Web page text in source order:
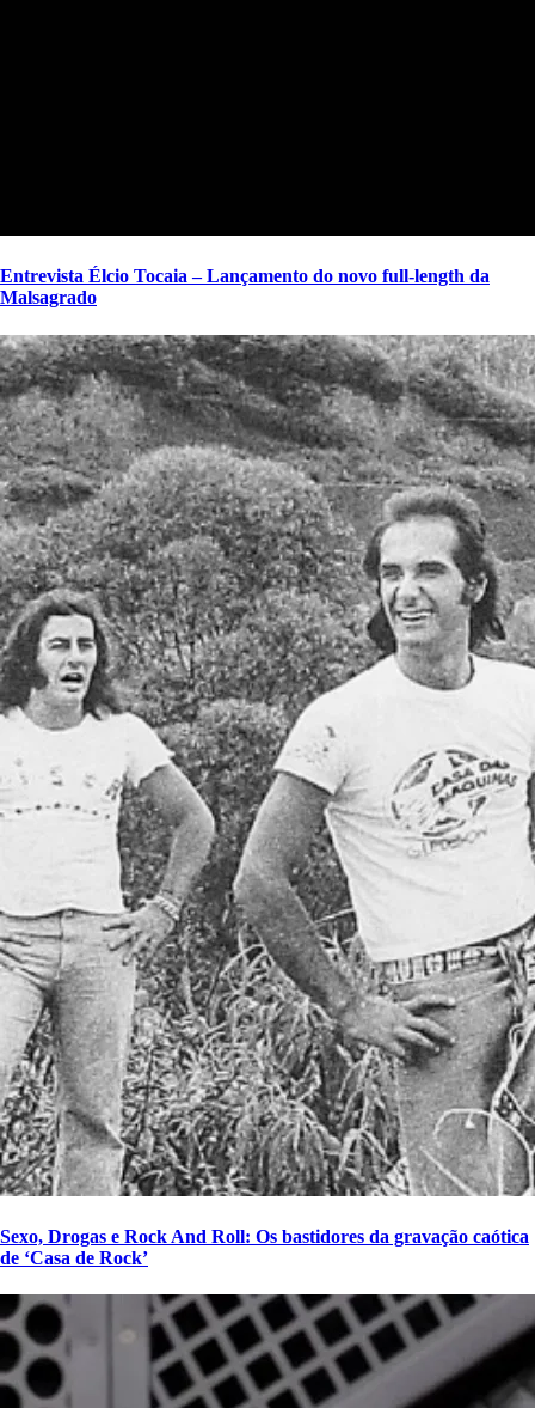
Entrevista Élcio Tocaia – Lançamento do novo full-length da
Malsagrado
Sexo, Drogas e Rock And Roll: Os bastidores da gravação caótica
de ‘Casa de Rock’